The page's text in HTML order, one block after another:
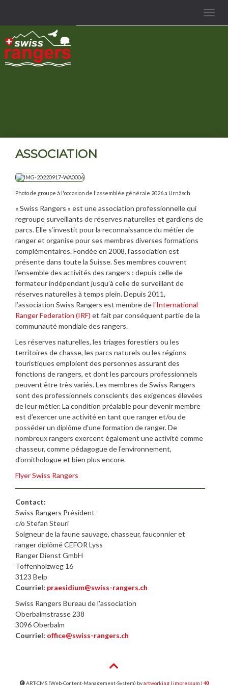
Toggle
ASSOCIATION
Photo de groupe à l'occasion de l'assemblée générale 2026 a Urnäsch
« Swiss Rangers » est une association professionnelle qui
regroupe surveillants de réserves naturelles et gardiens de
parcs. Elle s’investit pour la reconnaissance du métier de
ranger et organise pour ses membres diverses formations
complémentaires. Fondée en 2008, l’association est
présente dans toute la Suisse. Ses membres couvrent
l’ensemble des activités des rangers : depuis celle de
formateur indépendant jusqu’à celle de surveillant de
réserves naturelles à temps plein. Depuis 2011,
l’association Swiss Rangers est membre del‘International
Ranger Federation (IRF) et fait par conséquent partie de la
communauté mondiale des rangers.
Les réserves naturelles, les triages forestiers ou les
territoires de chasse, les parcs naturels ou les régions
touristiques emploient des personnes assurant des
fonctions de rangers, et dont les parcours professionnels
peuvent être très variés. Les membres de Swiss Rangers
sont des professionnels conscients des exigences élevées
de leur métier. La condition préalable pour devenir membre
est d’exercer une activité en tant que ranger et/ou de
posséder un diplôme d’une formation de ranger. De
nombreux rangers exercent également une activité comme
chasseur, comme pédagogue de l’environnement,
d’ornithologue et bien plus encore.
Flyer Swiss Rangers
Contact:
Swiss Rangers Président
c/o Stefan Steuri
Soigneur de la faune sauvage, chasseur, fauconnier et
ranger diplômé CEFOR Lyss
Ranger Dienst GmbH
Toffenholzweg 16
3123 Belp
Courriel: praesidium@swiss-rangers.ch
Swiss Rangers Bureau de l'association
Oberbalmstrasse 238
3096 Oberbalm
Courriel: office@swiss-rangers.ch
ART-CMS (Web-Content-Management-System) byartworking| impressum |